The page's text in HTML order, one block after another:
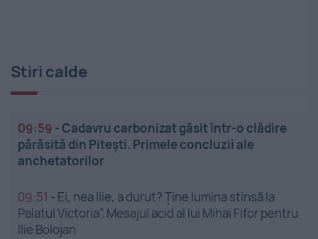
Stiri calde
09:59 -Cadavru carbonizat găsit într-o clădire
părăsită din Pitești. Primele concluzii ale
anchetatorilor
09:51 - Ei, nea Ilie, a durut? Ține lumina stinsă la
Palatul Victoria”. Mesajul acid al lui Mihai Fifor pentru
Ilie Bolojan